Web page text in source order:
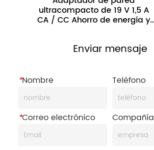
ultracompacto de 19 V 1,5 A
CA / CC Ahorro de energía y
Enviar mensaje
*Nombre Teléfono
*Correo electrónico Compañía